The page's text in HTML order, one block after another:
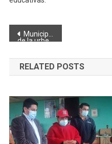
Navegación
de
entradas
Municipio de Riobamba continúa con el mantenimiento vial en las calles
de la urbe
RELATED POSTS